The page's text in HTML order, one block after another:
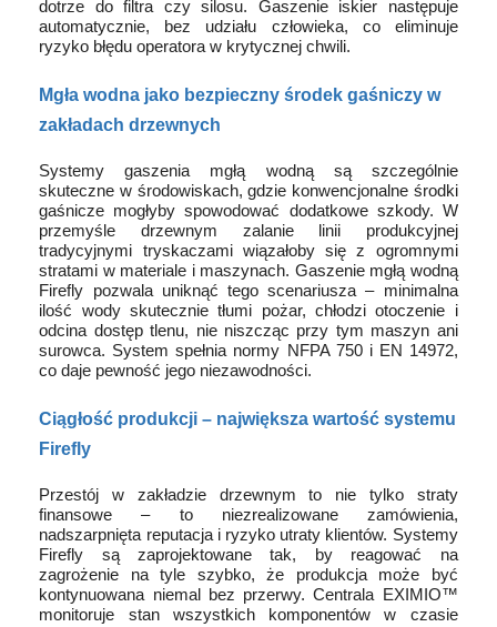
dotrze do filtra czy silosu. Gaszenie iskier następuje
automatycznie, bez udziału człowieka, co eliminuje
ryzyko błędu operatora w krytycznej chwili.
Mgła wodna jako bezpieczny środek gaśniczy w
zakładach drzewnych
Systemy gaszenia mgłą wodną są szczególnie
skuteczne w środowiskach, gdzie konwencjonalne środki
gaśnicze mogłyby spowodować dodatkowe szkody. W
przemyśle drzewnym zalanie linii produkcyjnej
tradycyjnymi tryskaczami wiązałoby się z ogromnymi
stratami w materiale i maszynach. Gaszenie mgłą wodną
Firefly pozwala uniknąć tego scenariusza – minimalna
ilość wody skutecznie tłumi pożar, chłodzi otoczenie i
odcina dostęp tlenu, nie niszcząc przy tym maszyn ani
surowca. System spełnia normy NFPA 750 i EN 14972,
co daje pewność jego niezawodności.
Ciągłość produkcji – największa wartość systemu
Firefly
Przestój w zakładzie drzewnym to nie tylko straty
finansowe – to niezrealizowane zamówienia,
nadszarpnięta reputacja i ryzyko utraty klientów. Systemy
Firefly są zaprojektowane tak, by reagować na
zagrożenie na tyle szybko, że produkcja może być
kontynuowana niemal bez przerwy. Centrala EXIMIO™
monitoruje stan wszystkich komponentów w czasie